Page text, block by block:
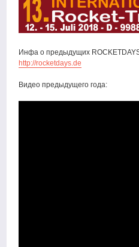
Инфа о предыдущих
http://rocketdays.de
Видео предыдущего года: